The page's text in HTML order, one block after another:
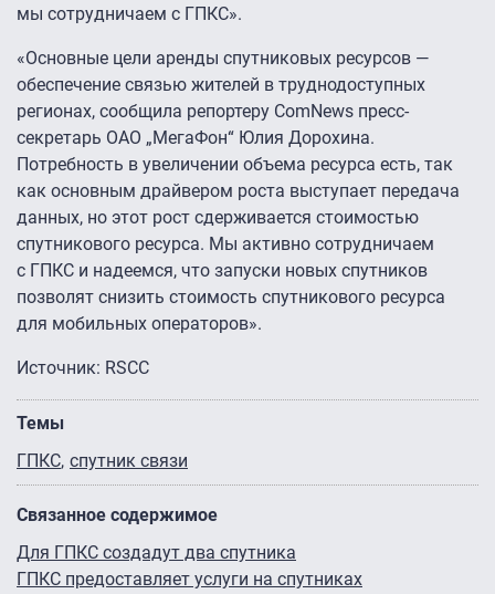
мы сотрудничаем с ГПКС».
«Основные цели аренды спутниковых ресурсов —
обеспечение связью жителей в труднодоступных
регионах, сообщила репортеру ComNews пресс-
секретарь ОАО „МегаФон“ Юлия Дорохина.
Потребность в увеличении объема ресурса есть, так
как основным драйвером роста выступает передача
данных, но этот рост сдерживается стоимостью
спутникового ресурса. Мы активно сотрудничаем
с ГПКС и надеемся, что запуски новых спутников
позволят снизить стоимость спутникового ресурса
для мобильных операторов».
Источник: RSCC
Темы
ГПКС спутник связи
Связанное содержимое
Для ГПКС создадут два спутника
ГПКС предоставляет услуги на спутниках